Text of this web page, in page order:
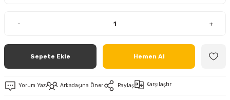
- +
Sepete Ekle Hemen Al
Yorum Yaz Arkadaşına Öner Paylaş Karşılaştır